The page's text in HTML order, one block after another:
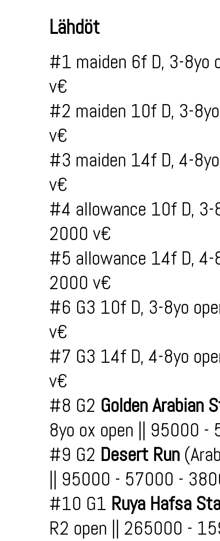
Lähdöt
#1 maiden 6f D, 3-
v€
#2 maiden 10f D, 3-
v€
#3 maiden 14f D, 4-
v€
#4 allowance 10f D,
2000 v€
#5 allowance 14f D,
2000 v€
#6 G3 10f D, 3-8yo
v€
#7 G3 14f D, 4-8yo
v€
#8 G2 Golden Arabian
8yo ox open || 95000
#9 G2 Desert Run
|| 95000 - 57000 -
#10 G1 Ruya Hafsa
R2 open || 265000 -